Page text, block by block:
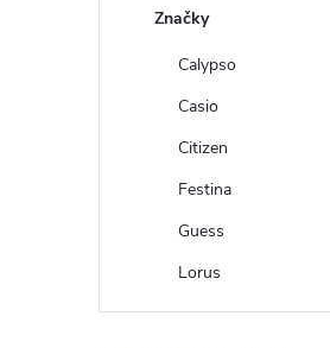
Značky
Calypso
Casio
Citizen
Festina
Guess
Lorus